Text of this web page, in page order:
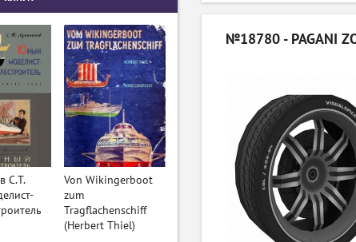
№18780 - PAGANI
С.Т.
Von Wikingerboot
zum
Tragflachenschiff
(Herbert Thiel)